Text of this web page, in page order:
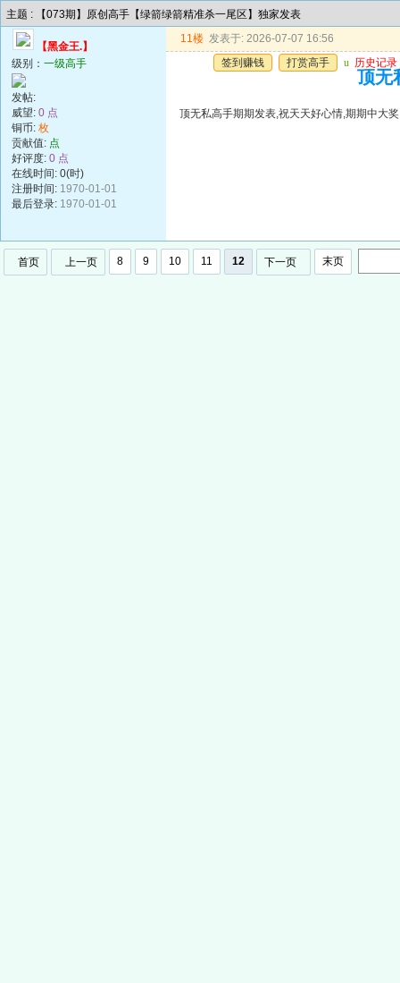
主题 : 【073期】原创高手【绿箭绿箭精准杀一尾区】独家发表
【黑金王.】
级别： 一级高手
发帖:
威望: 0 点
铜币: 枚
贡献值: 点
好评度: 0 点
在线时间: 0(时)
注册时间: 1970-01-01
最后登录: 1970-01-01
11楼 发表于: 2026-07-07 16:56
签到赚钱
打赏高手 u 历史记录
顶无
顶无私高手期期发表,祝天天好心情,期期中大
首页 上一页 8 9 10 11 12 下一页 末页